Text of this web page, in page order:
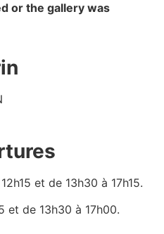
or the gallery was
et de 13h30 à 17h15.
et de 13h30 à 17h00.